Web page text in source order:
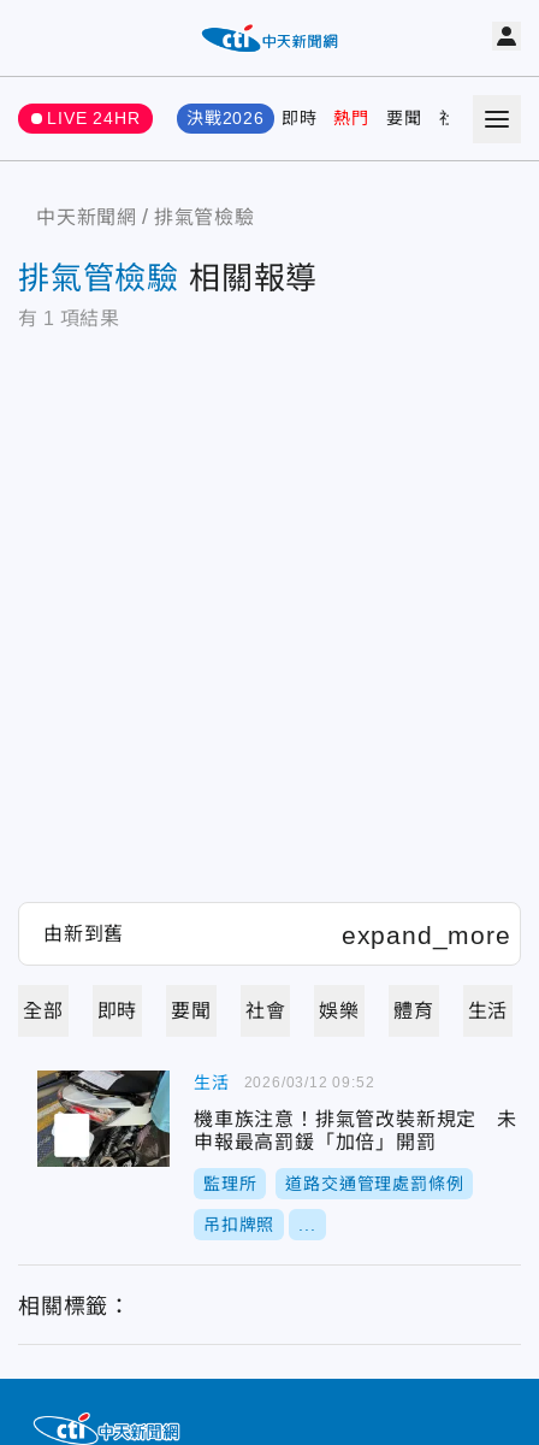
LIVE 24HR 決戰2026 即時 熱門 要聞 社會 娛樂
中天新聞網 排氣管檢驗
排氣管檢驗 相關報導
有 1 項結果
全部 即時 要聞 社會 娛樂 體育 生活
生活
機車族注意！排氣管改裝新規定 未
申報最高罰鍰「加倍」開罰
監理所 道路交通管理處罰條例
吊扣牌照
2026/03/12 09:52
相關標籤：